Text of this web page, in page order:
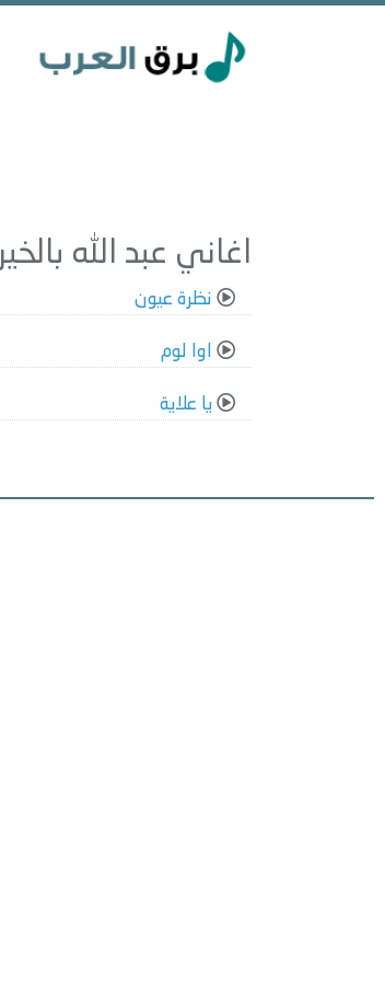
اغاني عبد الله بالخير
نظرة عيون
اوا لوم
يا علاية